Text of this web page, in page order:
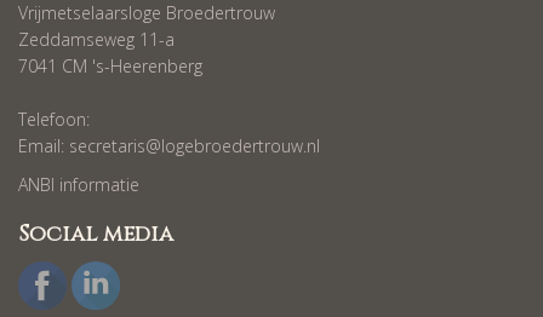
Vrijmetselaarsloge Broedertrouw
Zeddamseweg 11-a
7041 CM 's-Heerenberg
Telefoon:
Email: secretaris@logebroedertrouw.nl
ANBI informatie
Social media